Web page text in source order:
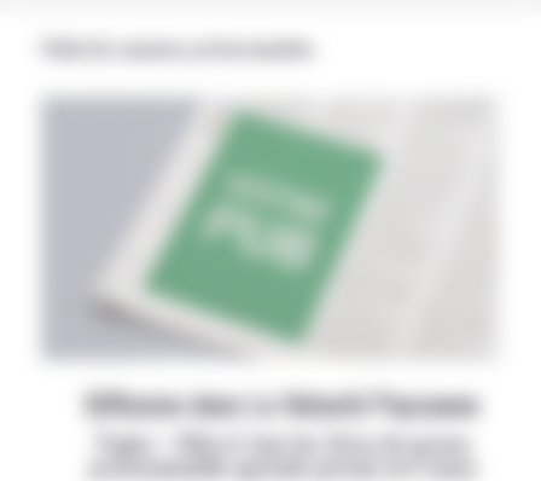
Diffusion dans La Volonté Paysanne
Papier + Web et tous les titres de presse